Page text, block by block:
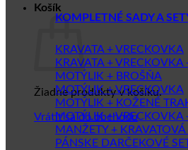
Košík
Žiadne produkty v košíku.
Vrátiť sa do obchodu
KOMPLETNÉ SADY A
KRAVATA + VRECKOVKA
KRAVATA +
MOTÝLIK + BROŠŇA
MOTÝLIK + VRECKOVKA
MOTÝLIK + KOŽENÉ
MOTÝLIK + VRECKOVKA
MANŽETY +
PÁNSKE DARČEKOVÉ